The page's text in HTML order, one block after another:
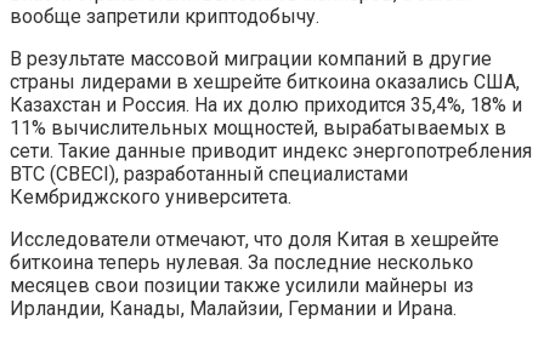
вообще запретили криптодобычу.
В результате массовой миграции компаний в другие
страны лидерами в хешрейте биткоина оказались США,
Казахстан и Россия. На их долю приходится 35,4%, 18% и
11% вычислительных мощностей, вырабатываемых в
сети. Такие данные приводит индекс энергопотребления
BTC (CBECI), разработанный специалистами
Кембриджского университета.
Исследователи отмечают, что доля Китая в хешрейте
биткоина теперь нулевая. За последние несколько
месяцев свои позиции также усилили майнеры из
Ирландии, Канады, Малайзии, Германии и Ирана.